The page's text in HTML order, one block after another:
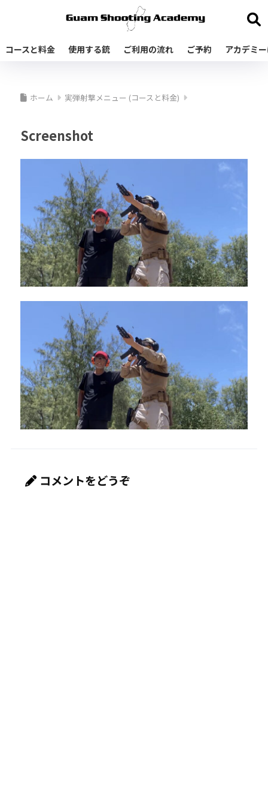
コースと料金 使用する銃 ご利用の流れ ご予約 アカデミ
ホーム 実弾射撃メニュー (コースと料金)
Screenshot
コメントをどうぞ